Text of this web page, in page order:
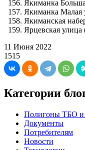
Якиманка
Якиманка Малая
Якиманская
Ярцевская улица
11 Июня 2022
1515
Категории
Полигоны ТБО и
Документы
Потребителям
Новости